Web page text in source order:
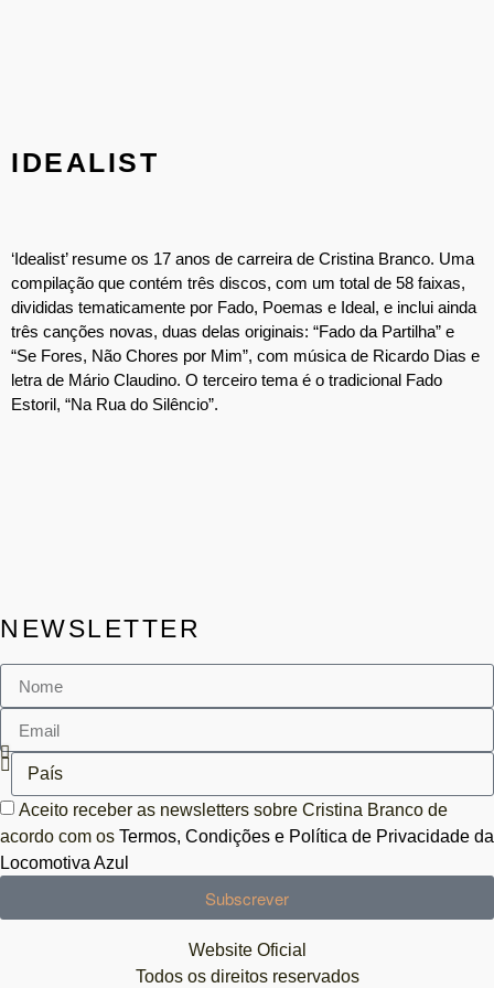
IDEALIST
‘Idealist’ resume os 17 anos de carreira de Cristina Branco. Uma
compilação que contém três discos, com um total de 58 faixas,
divididas tematicamente por Fado, Poemas e Ideal, e inclui ainda
três canções novas, duas delas originais: “Fado da Partilha” e
“Se Fores, Não Chores por Mim”, com música de Ricardo Dias e
letra de Mário Claudino. O terceiro tema é o tradicional Fado
Estoril, “Na Rua do Silêncio”.
NEWSLETTER
Aceito receber as newsletters sobre Cristina Branco de
acordo com os Termos, Condições e Política de Privacidade da
Locomotiva Azul
Subscrever
Website Oficial
Todos os direitos reservados